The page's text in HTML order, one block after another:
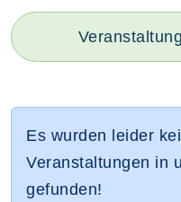
Es wurden leider
Veranstaltungen in
gefunden!